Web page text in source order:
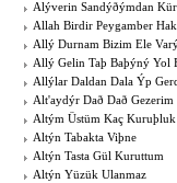
Alýverin Sandýðýmdan
Allah Birdir Peygamber Hak
Allý Durnam Bizim Ele
Allý Gelin Taþ Baþýný Yol
Allýlar Daldan Dala Ýp
Alt'aydýr Dað Dað Gezerim
Altým Üstüm Kaç Kuruþluk
Altýn Tabakta Viþne
Altýn Tasta Gül Kuruttum
Altýn Yüzük Ulanmaz